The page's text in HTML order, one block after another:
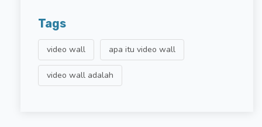
Tags
video wall apa itu video wall
video wall adalah